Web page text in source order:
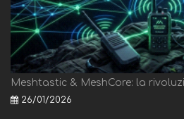
Meshtastic & MeshCore: la
26/01/2026